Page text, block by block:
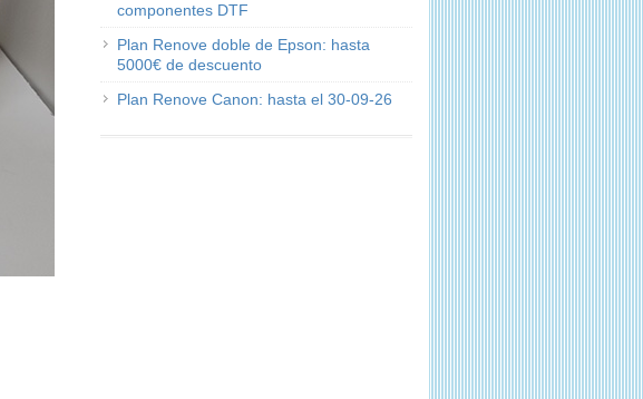
componentes DTF
Plan Renove doble de Epson: hasta
5000€ de descuento
Plan Renove Canon: hasta el 30-09-26